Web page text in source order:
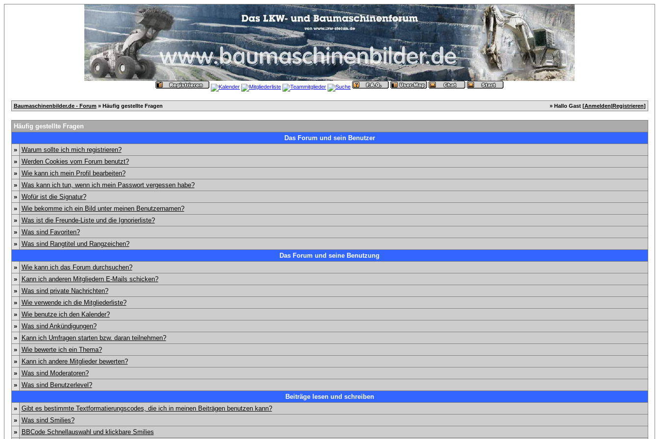
Baumaschinenbilder.de - Forum » Häufig gestellte Fragen » Hallo Gast [Anmelden|Registrieren]
Häufig gestellte Fragen
Das Forum und sein Benutzer
»
Warum sollte ich mich registrieren?
»
Werden Cookies vom Forum benutzt?
»
Wie kann ich mein Profil bearbeiten?
»
Was kann ich tun, wenn ich mein Passwort vergessen habe?
»
Wofür ist die Signatur?
»
Wie bekomme ich ein Bild unter meinen Benutzernamen?
»
Was ist die Freunde-Liste und die Ignorierliste?
»
Was sind Favoriten?
»
Was sind Rangtitel und Rangzeichen?
Das Forum und seine Benutzung
»
Wie kann ich das Forum durchsuchen?
»
Kann ich anderen Mitgliedern E-Mails schicken?
»
Was sind private Nachrichten?
»
Wie verwende ich die Mitgliederliste?
»
Wie benutze ich den Kalender?
»
Was sind Ankündigungen?
»
Kann ich Umfragen starten bzw. daran teilnehmen?
»
Wie bewerte ich ein Thema?
»
Kann ich andere Mitglieder bewerten?
»
Was sind Moderatoren?
»
Was sind Benutzerlevel?
Beiträge lesen und schreiben
»
Gibt es bestimmte Textformatierungscodes, die ich in meinen Beiträgen benutzen kann?
»
Was sind Smilies?
»
BBCode Schnellauswahl und klickbare Smilies